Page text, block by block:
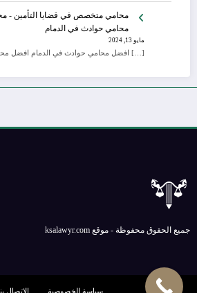
محامي متخصص في قضايا التأمين -
محامي حوادث في الدمام
مايو 13, 2024
[…] افضل محامي حوادث في الدمام افضل
جميع الحقوق محفوظة - موقع ksalawyr.com
سياسة الخصوصية الإتصال بنا